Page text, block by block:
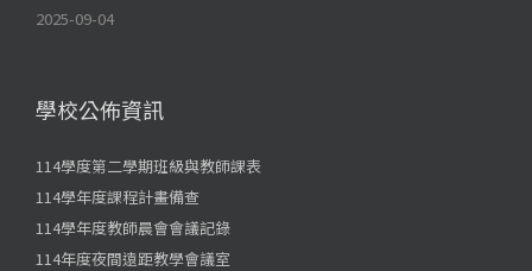
2025-09-04
學校公佈資訊
114學度第二學期班級與教師課表
114學年度課程計畫備查
114學年度教師晨會會議記錄
114年度夜間遠距教學會議室